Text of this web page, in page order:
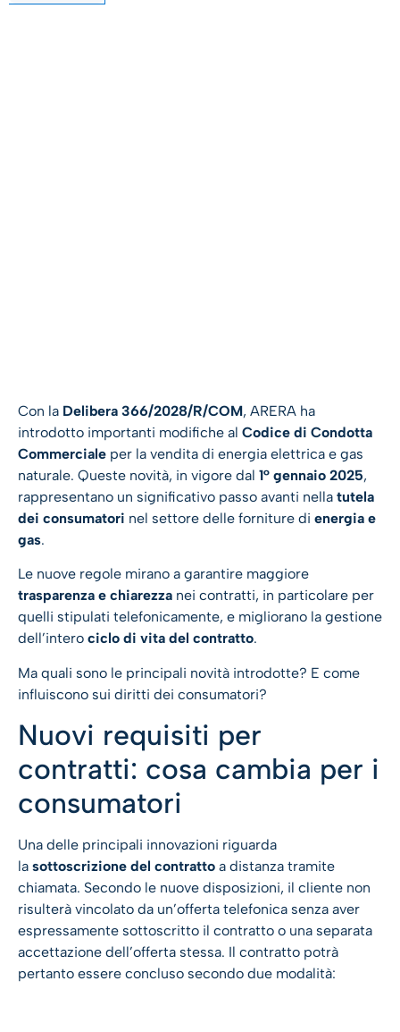
Con la Delibera 366/2028/R/COM, ARERA ha
introdotto importanti modifiche al Codice di Condotta
Commerciale per la vendita di energia elettrica e gas
naturale. Queste novità, in vigore dal 1° gennaio 2025,
rappresentano un significativo passo avanti nella tutela
dei consumatori nel settore delle forniture di energia e
gas.
Le nuove regole mirano a garantire maggiore
trasparenza e chiarezza nei contratti, in particolare per
quelli stipulati telefonicamente, e migliorano la gestione
dell’intero ciclo di vita del contratto.
Ma quali sono le principali novità introdotte? E come
influiscono sui diritti dei consumatori?
Nuovi requisiti per
contratti: cosa cambia per i
consumatori
Una delle principali innovazioni riguarda
la sottoscrizione del contratto a distanza tramite
chiamata. Secondo le nuove disposizioni, il cliente non
risulterà vincolato da un’offerta telefonica senza aver
espressamente sottoscritto il contratto o una separata
accettazione dell’offerta stessa. Il contratto potrà
pertanto essere concluso secondo due modalità: